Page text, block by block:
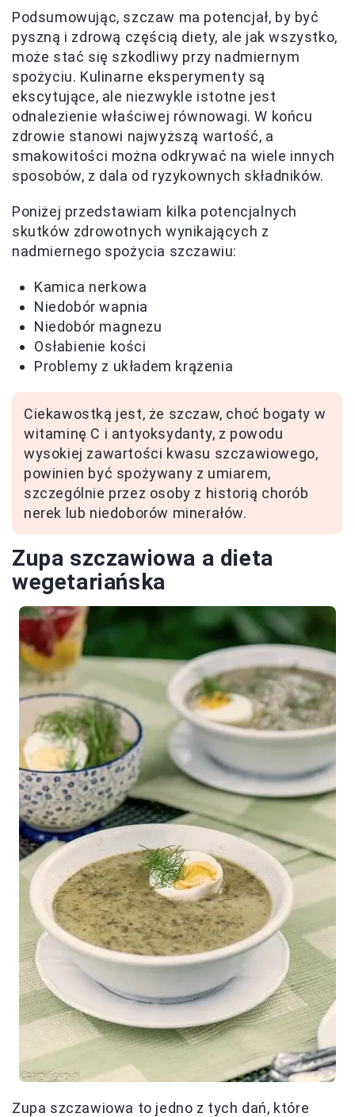
Podsumowując, szczaw ma potencjał, by być
pyszną i zdrową częścią diety, ale jak wszystko,
może stać się szkodliwy przy nadmiernym
spożyciu. Kulinarne eksperymenty są
ekscytujące, ale niezwykle istotne jest
odnalezienie właściwej równowagi. W końcu
zdrowie stanowi najwyższą wartość, a
smakowitości można odkrywać na wiele innych
sposobów, z dala od ryzykownych składników.
Poniżej przedstawiam kilka potencjalnych
skutków zdrowotnych wynikających z
nadmiernego spożycia szczawiu:
Kamica nerkowa
Niedobór wapnia
Niedobór magnezu
Osłabienie kości
Problemy z układem krążenia
Ciekawostką jest, że szczaw, choć bogaty w
witaminę C i antyoksydanty, z powodu
wysokiej zawartości kwasu szczawiowego,
powinien być spożywany z umiarem,
szczególnie przez osoby z historią chorób
nerek lub niedoborów minerałów.
Zupa szczawiowa a dieta
wegetariańska
Zupa szczawiowa to jedno z tych dań, które